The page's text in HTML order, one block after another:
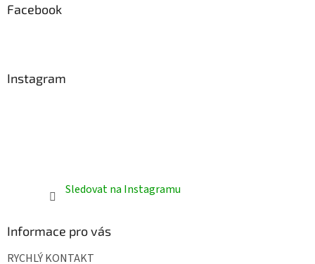
Facebook
Instagram
Sledovat na Instagramu
Informace pro vás
RYCHLÝ KONTAKT